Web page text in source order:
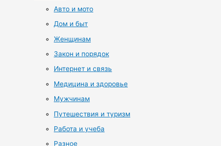
Авто и мото
Дом и быт
Женщинам
Закон и порядок
Интернет и связь
Медицина и здоровье
Мужчинам
Путешествия и туризм
Работа и учеба
Разное